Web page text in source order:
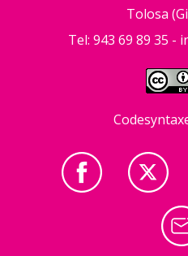
Tolosa
Tel: 943 69 89 35 -